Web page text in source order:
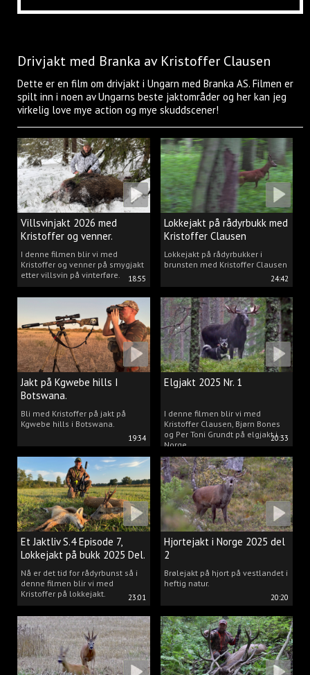
Drivjakt med Branka av Kristoffer Clausen
Dette er en film om drivjakt i Ungarn med Branka AS. Filmen er
spilt inn i noen av Ungarns beste jaktområder og her kan jeg
virkelig love mye action og mye skuddscener!
18:55
Villsvinjakt 2026 med
Kristoffer og venner.
I denne filmen blir vi med
Kristoffer og venner på smygjakt
etter villsvin på vinterføre.
24:42
Lokkejakt på rådyrbukk med
Kristoffer Clausen
Lokkejakt på rådyrbukker i
brunsten med Kristoffer Clausen
19:34
Jakt på Kgwebe hills I
Botswana.
Bli med Kristoffer på jakt på
Kgwebe hills i Botswana.
20:33
Elgjakt 2025 Nr. 1
I denne filmen blir vi med
Kristoffer Clausen, Bjørn Bones
og Per Toni Grundt på elgjakt i
Norge.
23:01
Et Jaktliv S.4 Episode 7,
Lokkejakt på bukk 2025 Del.
2
Nå er det tid for rådyrbunst så i
denne filmen blir vi med
Kristoffer på lokkejakt.
20:20
Hjortejakt i Norge 2025 del
2
Brølejakt på hjort på vestlandet i
heftig natur.